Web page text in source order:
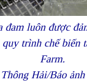
đam luôn được
quy trình chế biến
Farm.
Hải/Báo